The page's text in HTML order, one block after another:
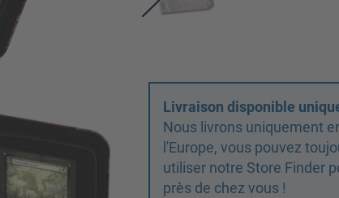
Livraison disponible
Nous livrons uniquement
l'Europe, vous pouvez
utiliser notre Store Finder
près de chez vous !